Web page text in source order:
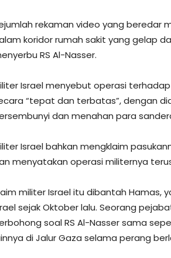
rekaman video yang beredar
koridor rumah sakit yang gelap
RS Al-Nasser.
Israel menyebut operasi
“tepat dan terbatas”, dengan
dan menahan para
Israel bahkan mengklaim
menyatakan operasi militernya
militer Israel itu dibantah Hamas,
sejak Oktober lalu. Seorang
soal RS Al-Nasser sama
di Jalur Gaza selama perang